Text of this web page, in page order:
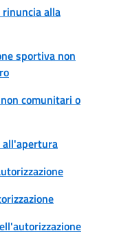
alla
sportiva non
comunitari o
all'apertura